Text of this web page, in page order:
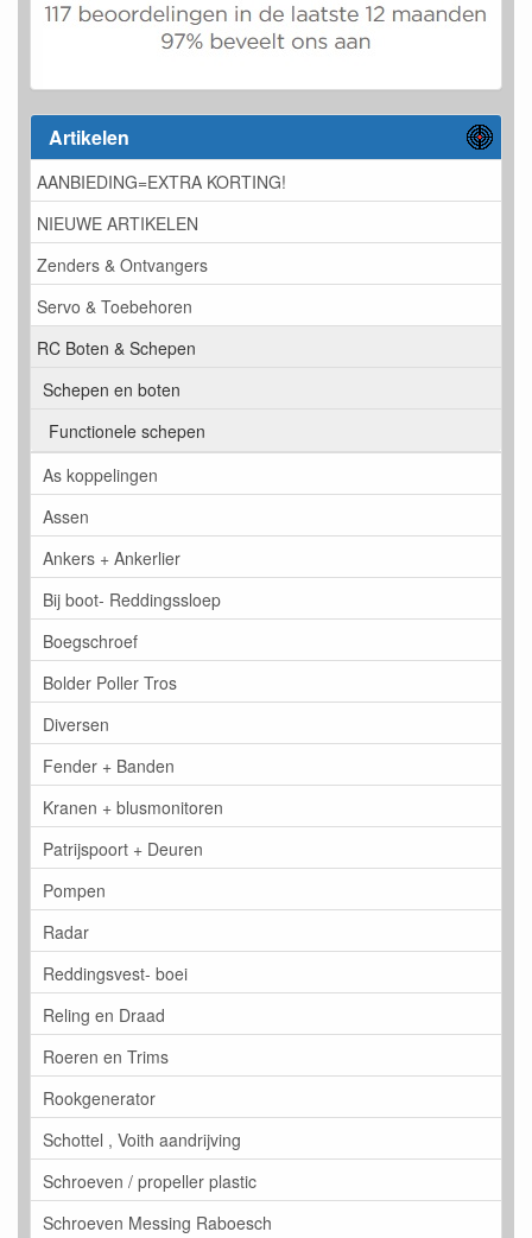
Artikelen
AANBIEDING=EXTRA KORTING!
NIEUWE ARTIKELEN
Zenders & Ontvangers
Servo & Toebehoren
RC Boten & Schepen
Schepen en boten
Functionele schepen
As koppelingen
Assen
Ankers + Ankerlier
Bij boot- Reddingssloep
Boegschroef
Bolder Poller Tros
Diversen
Fender + Banden
Kranen + blusmonitoren
Patrijspoort + Deuren
Pompen
Radar
Reddingsvest- boei
Reling en Draad
Roeren en Trims
Rookgenerator
Schottel , Voith aandrijving
Schroeven / propeller plastic
Schroeven Messing Raboesch